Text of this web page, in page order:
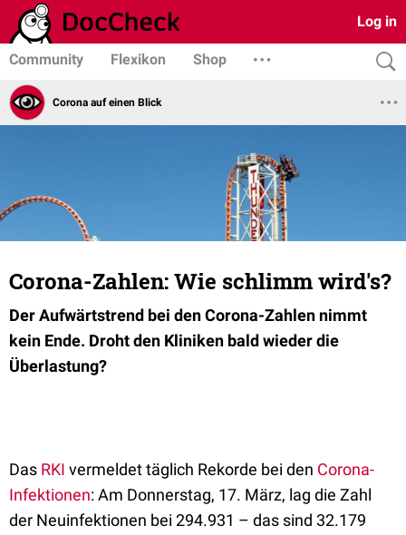
Log in
Community Flexikon Shop
Corona auf einen Blick
Corona-Zahlen: Wie schlimm wird's?
Der Aufwärtstrend bei den Corona-Zahlen nimmt
kein Ende. Droht den Kliniken bald wieder die
Überlastung?
Das RKI vermeldet täglich Rekorde bei den Corona-
Infektionen: Am Donnerstag, 17. März, lag die Zahl
der Neuinfektionen bei 294.931 – das sind 32.179